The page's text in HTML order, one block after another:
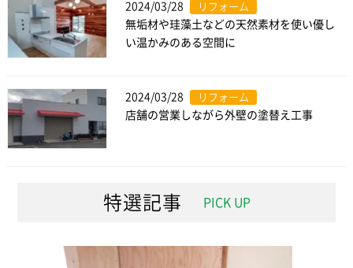
2024/03/28 リフォーム
無垢材や珪藻土などの天然素材を使い優し
い温かみのある空間に
2024/03/28 リフォーム
店舗の営業しながら外壁の塗替え工事
特選記事 PICK UP